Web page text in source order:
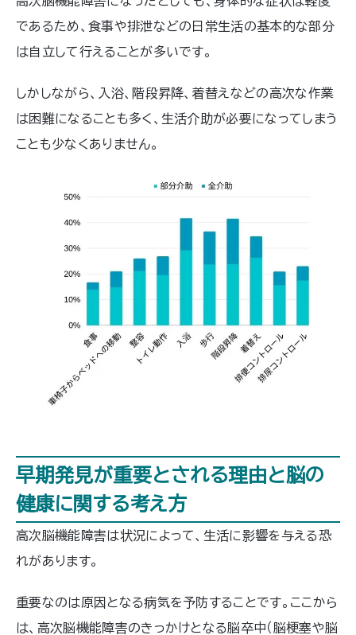
であるため、食事や排泄などの日常生活の基本的な部分
は自立して行えることが多いです。
しかしながら、入浴、階段昇降、着替えなどの高次な作業
は困難になることも多く、生活介助が必要になってしまう
ことも少なくありません。
早期発見が重要とされる理由と脳の
健康に関する考え方
高次脳機能障害は状況によって、生活に影響を与える恐
れがあります。
重要なのは原因となる病気を予防することです。ここから
は、高次脳機能障害のきっかけとなる脳卒中（脳梗塞や脳